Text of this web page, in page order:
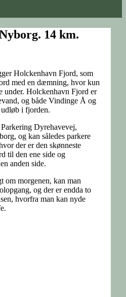
14 km.
Holckenhavn Fjord, som
med en dæmning, hvor kun
under. Holckenhavn Fjord er
og både Vindinge Å og
i fjorden.
Dyrehavevej,
og kan således parkere
der er den skønneste
til den ene side og
anden side.
om morgenen, kan man
og der er endda to
hvorfra man kan nyde